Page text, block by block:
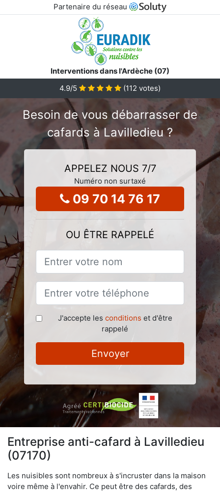
Partenaire du réseau
Interventions dans l'Ardèche (07)
4.9/5 (112 votes)
Besoin de vous débarrasser de
cafards à Lavilledieu ?
APPELEZ NOUS 7/7
Numéro non surtaxé
09 70 14 76 17
OU ÊTRE RAPPELÉ
J'accepte les conditions et d'être
rappelé
Envoyer
Entreprise anti-cafard à Lavilledieu
(07170)
Les nuisibles sont nombreux à s'incruster dans la maison
voire même à l'envahir. Ce peut être des cafards, des